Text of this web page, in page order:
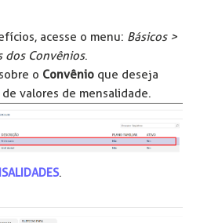
acesse o menu: Básicos >
dos Convênios.
o Convênio que deseja
valores de mensalidade.
.